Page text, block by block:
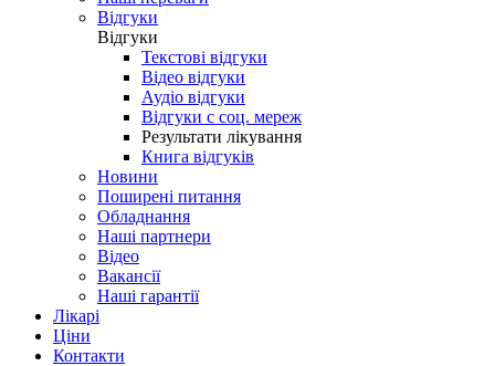
Відгуки
Відгуки
Текстові відгуки
Відео відгуки
Аудіо відгуки
Відгуки с соц. мереж
Результати лікування
Книга відгуків
Новини
Поширені питання
Обладнання
Наші партнери
Відео
Вакансії
Наші гарантії
Лікарі
Ціни
Контакти